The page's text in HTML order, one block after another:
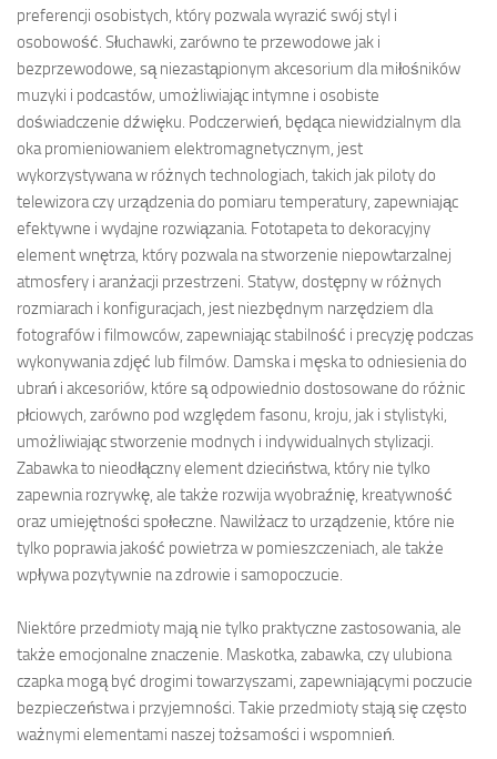
preferencji osobistych, który pozwala wyrazić swój styl i
osobowość. Słuchawki, zarówno te przewodowe jak i
bezprzewodowe, są niezastąpionym akcesorium dla miłośników
muzyki i podcastów, umożliwiając intymne i osobiste
doświadczenie dźwięku. Podczerwień, będąca niewidzialnym dla
oka promieniowaniem elektromagnetycznym, jest
wykorzystywana w różnych technologiach, takich jak piloty do
telewizora czy urządzenia do pomiaru temperatury, zapewniając
efektywne i wydajne rozwiązania. Fototapeta to dekoracyjny
element wnętrza, który pozwala na stworzenie niepowtarzalnej
atmosfery i aranżacji przestrzeni. Statyw, dostępny w różnych
rozmiarach i konfiguracjach, jest niezbędnym narzędziem dla
fotografów i filmowców, zapewniając stabilność i precyzję podczas
wykonywania zdjęć lub filmów. Damska i męska to odniesienia do
ubrań i akcesoriów, które są odpowiednio dostosowane do różnic
płciowych, zarówno pod względem fasonu, kroju, jak i stylistyki,
umożliwiając stworzenie modnych i indywidualnych stylizacji.
Zabawka to nieodłączny element dzieciństwa, który nie tylko
zapewnia rozrywkę, ale także rozwija wyobraźnię, kreatywność
oraz umiejętności społeczne. Nawilżacz to urządzenie, które nie
tylko poprawia jakość powietrza w pomieszczeniach, ale także
wpływa pozytywnie na zdrowie i samopoczucie.
Niektóre przedmioty mają nie tylko praktyczne zastosowania, ale
także emocjonalne znaczenie. Maskotka, zabawka, czy ulubiona
czapka mogą być drogimi towarzyszami, zapewniającymi poczucie
bezpieczeństwa i przyjemności. Takie przedmioty stają się często
ważnymi elementami naszej tożsamości i wspomnień.